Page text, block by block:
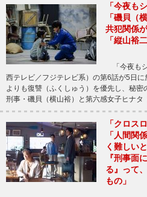
「今夜も
「磯貝（
共犯関係
「縦山裕
「今夜も
西テレビ／フジテレビ系）の第6話が5日
よりも復讐（ふくしゅう）を優先し、秘
刑事・磯貝（横山裕）と第六感女子ヒナタ
「クロス
「人間関
く難しい
『刑事面
る』って
もの」